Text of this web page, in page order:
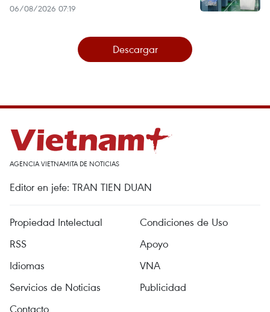
06/08/2026 07:19
Descargar
AGENCIA VIETNAMITA DE NOTICIAS
Editor en jefe: TRAN TIEN DUAN
Propiedad Intelectual
Condiciones de Uso
RSS
Apoyo
Idiomas
VNA
Servicios de Noticias
Publicidad
Contacto